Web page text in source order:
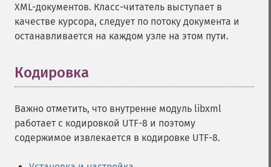
XML-документов. Класс-читатель выступает в
качестве курсора, следует по потоку документа и
останавливается на каждом узле на этом пути.
Кодировка
Важно отметить, что внутренне модуль libxml
работает с кодировкой UTF-8 и поэтому
содержимое извлекается в кодировке UTF-8.